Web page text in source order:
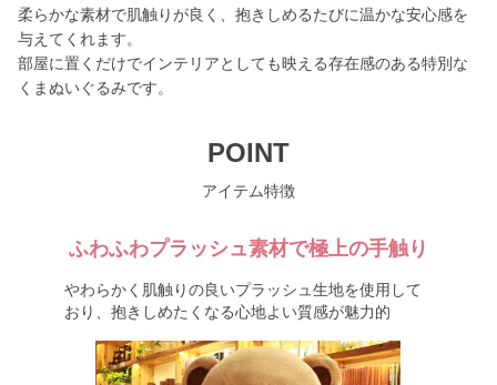
柔らかな素材で肌触りが良く、抱きしめるたびに温かな安心感を
与えてくれます。
部屋に置くだけでインテリアとしても映える存在感のある特別な
くまぬいぐるみです。
POINT
アイテム特徴
ふわふわプラッシュ素材で極上の手触り
やわらかく肌触りの良いプラッシュ生地を使用して
おり、抱きしめたくなる心地よい質感が魅力的